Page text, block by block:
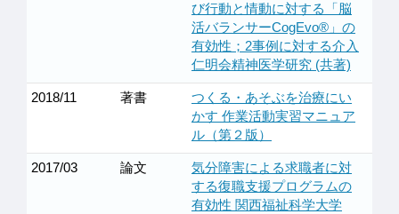
び行動と情動に対する「脳
活バランサーCogEvo®」の
有効性；2事例に対する介入
仁明会精神医学研究 (共著)
2018/11 著書
つくる・あそぶを治療にい
かす 作業活動実習マニュア
ル（第２版）
2017/03 論文
気分障害による求職者に対
する復職支援プログラムの
有効性 関西福祉科学大学